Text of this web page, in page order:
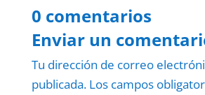
0 comentarios
Enviar un
Tu dirección de correo
publicada. Los campos